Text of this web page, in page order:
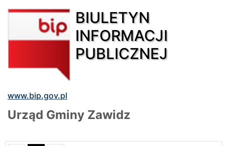
BIULETYN
INFORMACJI
PUBLICZNEJ
www.bip.gov.pl
Urząd Gminy Zawidz